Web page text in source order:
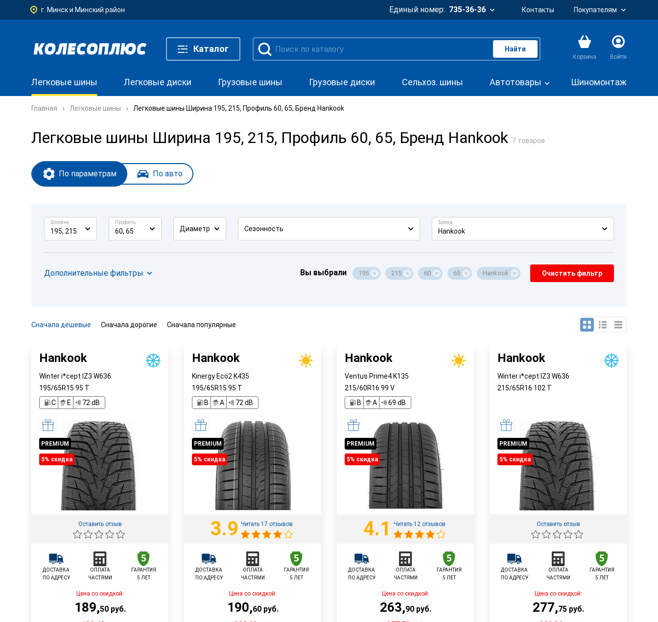
г. Минск и Минский район Единый номер: 735-36-36 Контакты Покупателям
Каталог Найти
Корзина Войти
Легковые шины Легковые диски Грузовые шины Грузовые диски Сельхоз. шины Автотовары Шиномонтаж
Главная Легковые шины Легковые шины Ширина 195, 215, Профиль 60, 65, Бренд Hankook
Легковые шины Ширина 195, 215, Профиль 60, 65, Бренд Hankook 7 товаров
По параметрам По авто
Ширина
195, 215
Профиль
60, 65 Диаметр Сезонность
Бренд
Hankook
Дополнительные фильтры Вы выбрали 195 215 60 65 Hankook Очистить фильтр
Сначала дешевые Сначала дорогие Сначала популярные
Hankook
Winter i*cept IZ3 W636
195/65R15 95 T
C
E 72 dB
PREMIUM
5% cкидка
Оставить отзыв
ДОСТАВКА
ПО АДРЕСУ
ОПЛАТА
ЧАСТЯМИ
ГАРАНТИЯ
5 ЛЕТ
Цена со скидкой:
189,50руб.
Hankook
Kinergy Eco2 K435
195/65R15 95 T
B
A 72 dB
PREMIUM
5% cкидка
3.9 Читать 17 отзывов
ДОСТАВКА
ПО АДРЕСУ
ОПЛАТА
ЧАСТЯМИ
ГАРАНТИЯ
5 ЛЕТ
Цена со скидкой:
190,60руб.
Hankook
Ventus Prime4 K135
215/60R16 99 V
B
A 69 dB
PREMIUM
5% cкидка
4.1 Читать 12 отзывов
ДОСТАВКА
ПО АДРЕСУ
ОПЛАТА
ЧАСТЯМИ
ГАРАНТИЯ
5 ЛЕТ
Цена со скидкой:
263,90руб.
Hankook
Winter i*cept IZ3 W636
215/65R16 102 T
PREMIUM
5% cкидка
Оставить отзыв
ДОСТАВКА
ПО АДРЕСУ
ОПЛАТА
ЧАСТЯМИ
ГАРАНТИЯ
5 ЛЕТ
Цена со скидкой:
277,75руб.